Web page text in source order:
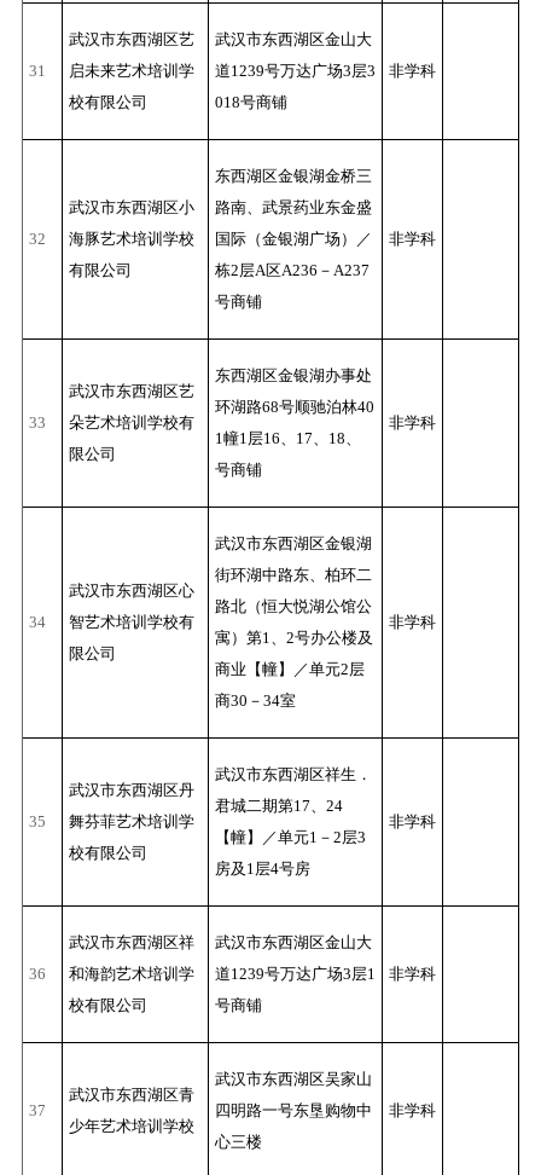
31
武汉市东西湖区艺
启未来艺术培训学
校有限公司
武汉市东西湖区金山大
道1239号万达广场3层3
018号商铺
非学科
32
武汉市东西湖区小
海豚艺术培训学校
有限公司
东西湖区金银湖金桥三
路南、武景药业东金盛
国际（金银湖广场）／
栋2层A区A236－A237
号商铺
非学科
33
武汉市东西湖区艺
朵艺术培训学校有
限公司
东西湖区金银湖办事处
环湖路68号顺驰泊林40
1幢1层16、17、18、
号商铺
非学科
34
武汉市东西湖区心
智艺术培训学校有
限公司
武汉市东西湖区金银湖
街环湖中路东、柏环二
路北（恒大悦湖公馆公
寓）第1、2号办公楼及
商业【幢】／单元2层
商30－34室
非学科
35
武汉市东西湖区丹
舞芬菲艺术培训学
校有限公司
武汉市东西湖区祥生．
君城二期第17、24
【幢】／单元1－2层3
房及1层4号房
非学科
36
武汉市东西湖区祥
和海韵艺术培训学
校有限公司
武汉市东西湖区金山大
道1239号万达广场3层1
号商铺
非学科
37
武汉市东西湖区青
少年艺术培训学校
武汉市东西湖区吴家山
四明路一号东垦购物中
心三楼
非学科